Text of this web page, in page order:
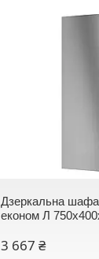
Дзеркальна
економ Л
3 667 ₴